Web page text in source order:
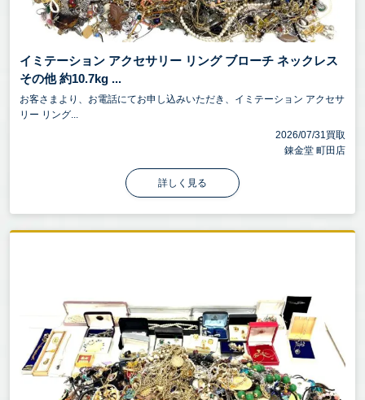
イミテーション アクセサリー リング ブローチ ネックレス
その他 約10.7kg ...
お客さまより、お電話にてお申し込みいただき、イミテーション アクセサ
リー リング...
2026/07/31買取
錬金堂 町田店
詳しく見る